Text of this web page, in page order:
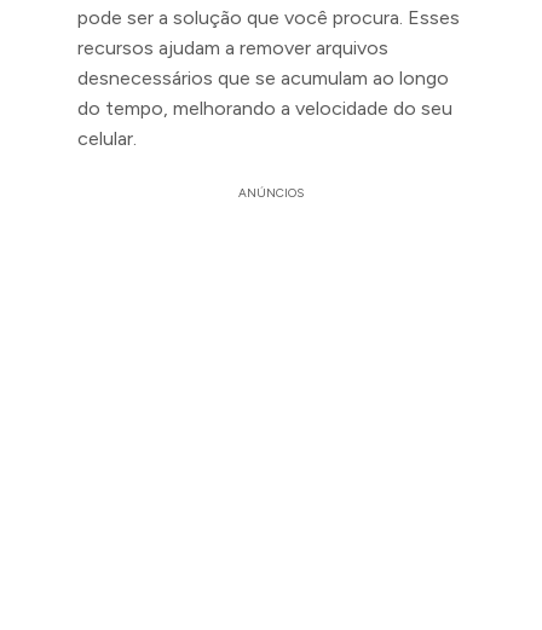
pode ser a solução que você procura. Esses
recursos ajudam a remover arquivos
desnecessários que se acumulam ao longo
do tempo, melhorando a velocidade do seu
celular.
ANÚNCIOS